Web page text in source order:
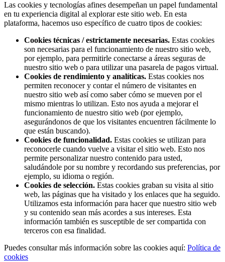
Las cookies y tecnologías afines desempeñan un papel fundamental
en tu experiencia digital al explorar este sitio web. En esta
plataforma, hacemos uso específico de cuatro tipos de cookies:
Cookies técnicas / estrictamente necesarias. Estas cookies
son necesarias para el funcionamiento de nuestro sitio web,
por ejemplo, para permitirle conectarse a áreas seguras de
nuestro sitio web o para utilizar una pasarela de pagos virtual.
Cookies de rendimiento y analíticas. Estas cookies nos
permiten reconocer y contar el número de visitantes en
nuestro sitio web así como saber cómo se mueven por el
mismo mientras lo utilizan. Esto nos ayuda a mejorar el
funcionamiento de nuestro sitio web (por ejemplo,
asegurándonos de que los visitantes encuentren fácilmente lo
que están buscando).
Cookies de funcionalidad. Estas cookies se utilizan para
reconocerle cuando vuelve a visitar el sitio web. Esto nos
permite personalizar nuestro contenido para usted,
saludándole por su nombre y recordando sus preferencias, por
ejemplo, su idioma o región.
Cookies de selección. Estas cookies graban su visita al sitio
web, las páginas que ha visitado y los enlaces que ha seguido.
Utilizamos esta información para hacer que nuestro sitio web
y su contenido sean más acordes a sus intereses. Esta
información también es susceptible de ser compartida con
terceros con esa finalidad.
Puedes consultar más información sobre las cookies aquí: Política de
cookies